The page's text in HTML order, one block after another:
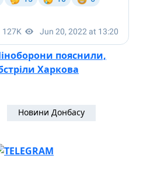
пояснили,
Харкова
Новини Донбасу